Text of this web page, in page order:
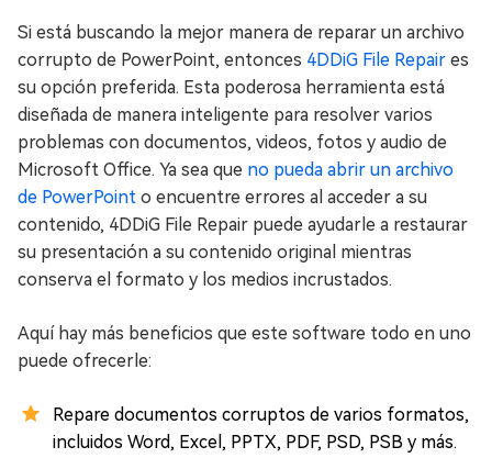
Si está buscando la mejor manera de reparar un archivo
corrupto de PowerPoint, entonces 4DDiG File Repair es
su opción preferida. Esta poderosa herramienta está
diseñada de manera inteligente para resolver varios
problemas con documentos, videos, fotos y audio de
Microsoft Office. Ya sea que no pueda abrir un archivo
de PowerPoint o encuentre errores al acceder a su
contenido, 4DDiG File Repair puede ayudarle a restaurar
su presentación a su contenido original mientras
conserva el formato y los medios incrustados.
Aquí hay más beneficios que este software todo en uno
puede ofrecerle:
Repare documentos corruptos de varios formatos,
incluidos Word, Excel, PPTX, PDF, PSD, PSB y más.